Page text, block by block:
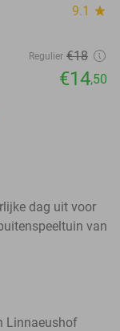
9.1 star
Regulier €18
€14,50
dag uit voor
van
Linnaeushof